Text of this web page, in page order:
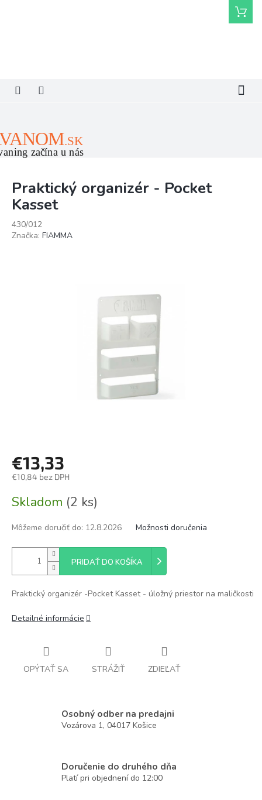
košík
Praktický organizér - Pocket
Kasset
430/012
Značka: FIAMMA
€13,33
€10,84 bez DPH
cena:
Skladom (2 ks)
Môžeme doručiť do: 12.8.2026 Možnosti doručenia
PRIDAŤ DO KOŠÍKA
Praktický organizér -Pocket Kasset - úložný priestor na maličkosti
Detailné informácie
OPÝTAŤ SA STRÁŽIŤ ZDIEĽAŤ
Osobný odber na predajni
Vozárova 1, 04017 Košice
Doručenie do druhého dňa
Platí pri objednení do 12:00